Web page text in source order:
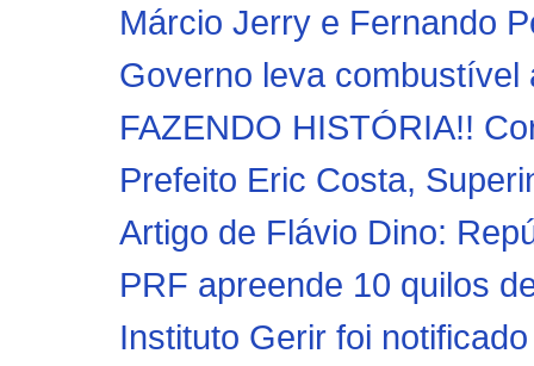
Márcio Jerry e Fernando
Governo leva
FAZENDO HISTÓRIA!!
Prefeito Eric Costa,
Artigo de Flávio Dino:
PRF apreende 10 quilos
Instituto Gerir foi